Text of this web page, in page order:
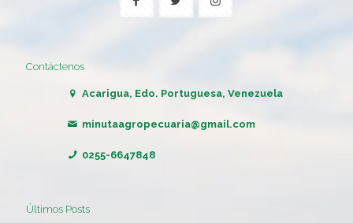
Contáctenos
Acarigua, Edo. Portuguesa, Venezuela
minutaagropecuaria@gmail.com
0255-6647848
Últimos Posts